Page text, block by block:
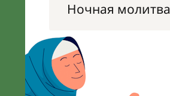
Ночная молитва